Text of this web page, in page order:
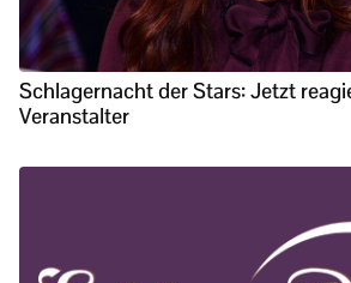
Schlagernacht der Stars: Jetzt
Veranstalter